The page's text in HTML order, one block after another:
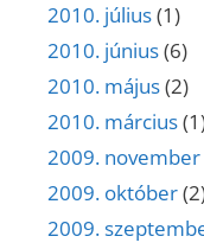
2010. július(1)
2010. június(6)
2010. május(2)
2010. március
2009. november
2009. október
2009.